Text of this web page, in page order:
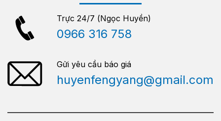
Trực 24/7 (Ngọc Huyền)
0966 316 758
Gửi yêu cầu báo giá
huyenfengyang@gmail.com